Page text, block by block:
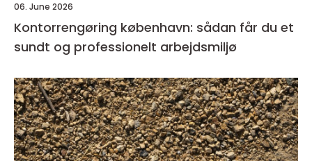
06. June 2026
Kontorrengøring københavn: sådan får du et
sundt og professionelt arbejdsmiljø